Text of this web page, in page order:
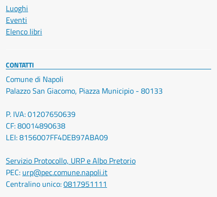
Luoghi
Eventi
Elenco libri
CONTATTI
Comune di Napoli
Palazzo San Giacomo, Piazza Municipio - 80133
P. IVA: 01207650639
CF: 80014890638
LEI: 8156007FF4DEB97ABA09
Servizio Protocollo, URP e Albo Pretorio
PEC: urp@pec.comune.napoli.it
Centralino unico:0817951111